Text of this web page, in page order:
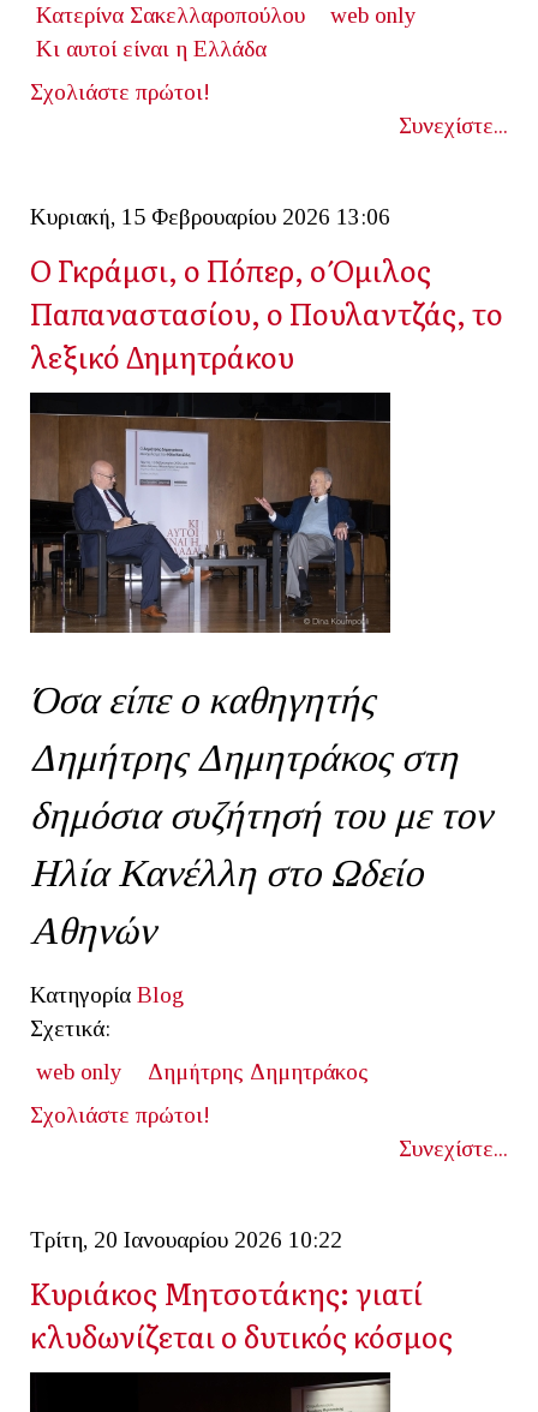
Κατερίνα Σακελλαροπούλου
web only
Κι αυτοί είναι η Ελλάδα
Σχολιάστε πρώτοι!
Συνεχίστε...
Κυριακή, 15 Φεβρουαρίου 2026 13:06
Ο Γκράμσι, ο Πόπερ, ο Όμιλος
Παπαναστασίου, ο Πουλαντζάς, το
λεξικό Δημητράκου
Όσα είπε ο καθηγητής
Δημήτρης Δημητράκος στη
δημόσια συζήτησή του με τον
Ηλία Κανέλλη στο Ωδείο
Αθηνών
Κατηγορία Blog
Σχετικά:
web only
Δημήτρης Δημητράκος
Σχολιάστε πρώτοι!
Συνεχίστε...
Τρίτη, 20 Ιανουαρίου 2026 10:22
Κυριάκος Μητσοτάκης: γιατί
κλυδωνίζεται ο δυτικός κόσμος